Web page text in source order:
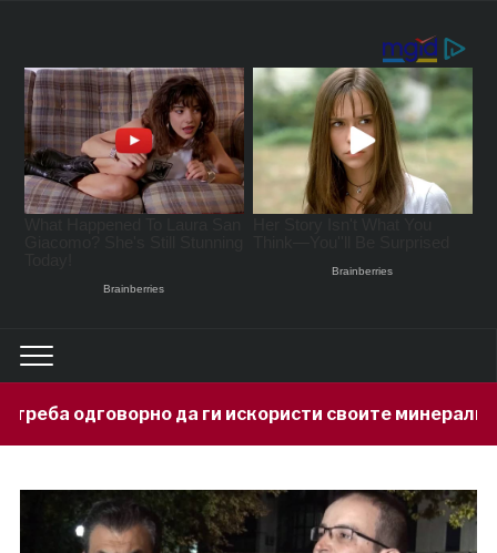
ги искористи своите минерални богатства